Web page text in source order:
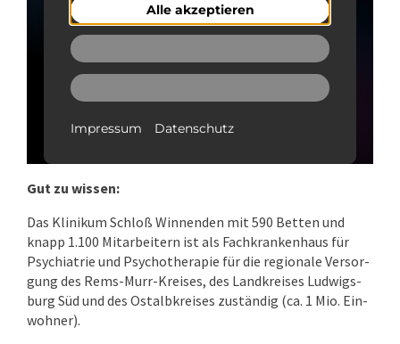
Gut zu wissen:
Das Klinikum Schloß Winnenden mit 590 Bet­ten und
knapp 1.100 Mit­ar­bei­tern ist als Fach­kran­ken­haus für
Psy­chi­a­trie und Psychotherapie für die re­gi­o­na­le Ver­sor­
gung des Rems-Murr-Krei­ses, des Land­krei­ses Lud­wigs­
burg Süd und des Ost­alb­krei­ses zu­stän­dig (ca. 1 Mio. Ein­
woh­ner).